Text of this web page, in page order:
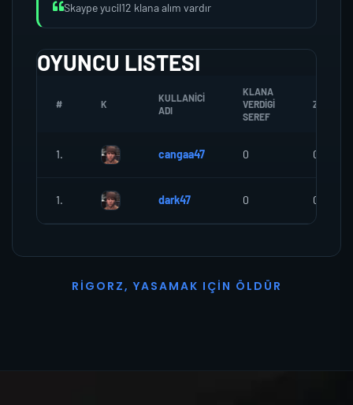
Skaype yucil12 klana alım vardır
OYUNCU LISTESI
# K
KULLANICI
ADI
KLANA
VERDIGI
SEREF
ZOMBI
1. cangaa47 0 0
1. dark47 0 0
R I G O R Z, YASAMAK I ÇI N Ö L D Ü R